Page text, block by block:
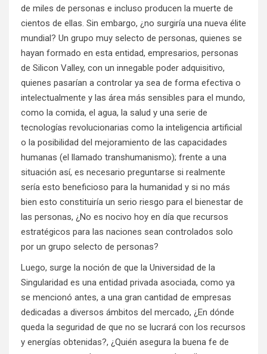
de miles de personas e incluso producen la muerte de
cientos de ellas. Sin embargo, ¿no surgiría una nueva élite
mundial? Un grupo muy selecto de personas, quienes se
hayan formado en esta entidad, empresarios, personas
de Silicon Valley, con un innegable poder adquisitivo,
quienes pasarían a controlar ya sea de forma efectiva o
intelectualmente y las área más sensibles para el mundo,
como la comida, el agua, la salud y una serie de
tecnologías revolucionarias como la inteligencia artificial
o la posibilidad del mejoramiento de las capacidades
humanas (el llamado transhumanismo); frente a una
situación así, es necesario preguntarse si realmente
sería esto beneficioso para la humanidad y si no más
bien esto constituiría un serio riesgo para el bienestar de
las personas, ¿No es nocivo hoy en día que recursos
estratégicos para las naciones sean controlados solo
por un grupo selecto de personas?
Luego, surge la noción de que la Universidad de la
Singularidad es una entidad privada asociada, como ya
se mencionó antes, a una gran cantidad de empresas
dedicadas a diversos ámbitos del mercado, ¿En dónde
queda la seguridad de que no se lucrará con los recursos
y energías obtenidas?, ¿Quién asegura la buena fe de